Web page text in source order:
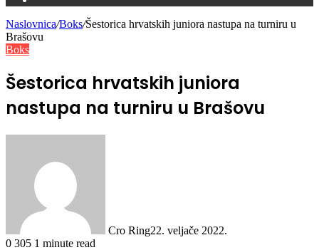
Naslovnica/Boks/Šestorica hrvatskih juniora nastupa na turniru u
Brašovu
Boks
Šestorica hrvatskih juniora
nastupa na turniru u Brašovu
Cro Ring22. veljače 2022.
0 305 1 minute read